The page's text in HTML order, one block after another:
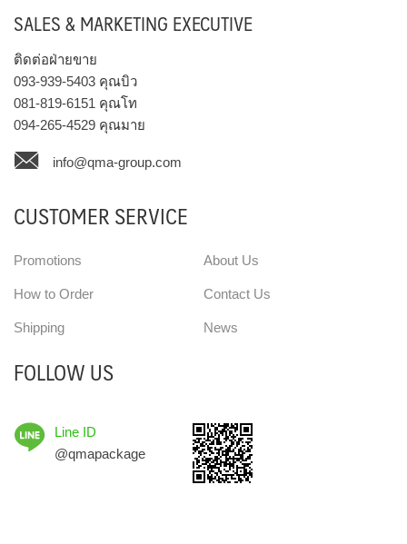
SALES & MARKETING EXECUTIVE
ติดต่อฝ่ายขาย
093-939-5403 คุณบิว
081-819-6151 คุณโท
094-265-4529 คุณมาย
info@qma-group.com
CUSTOMER SERVICE
Promotions
How to Order
Shipping
About Us
Contact Us
News
FOLLOW US
Line ID
@qmapackage